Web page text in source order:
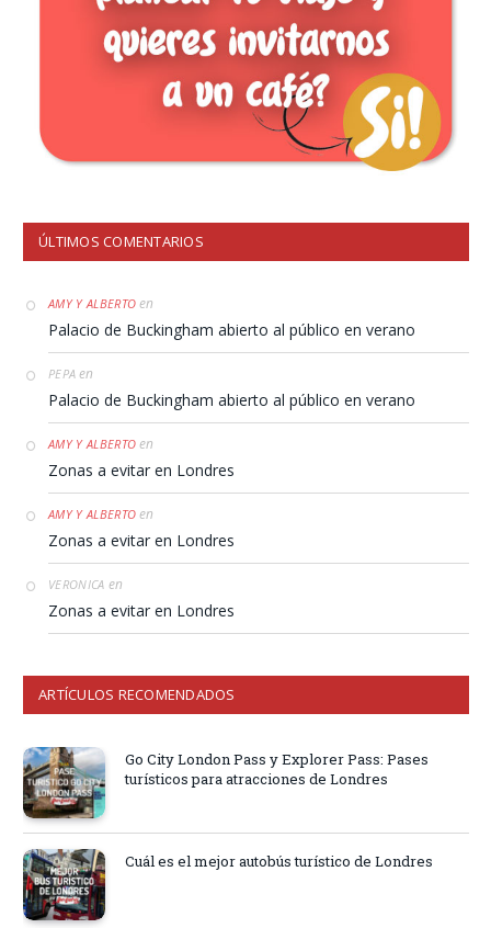
ÚLTIMOS COMENTARIOS
AMY Y ALBERTO en
Palacio de Buckingham abierto al público en verano
PEPA en
Palacio de Buckingham abierto al público en verano
AMY Y ALBERTO en
Zonas a evitar en Londres
AMY Y ALBERTO en
Zonas a evitar en Londres
VERONICA en
Zonas a evitar en Londres
ARTÍCULOS RECOMENDADOS
Go City London Pass y Explorer Pass: Pases
turísticos para atracciones de Londres
Cuál es el mejor autobús turístico de Londres